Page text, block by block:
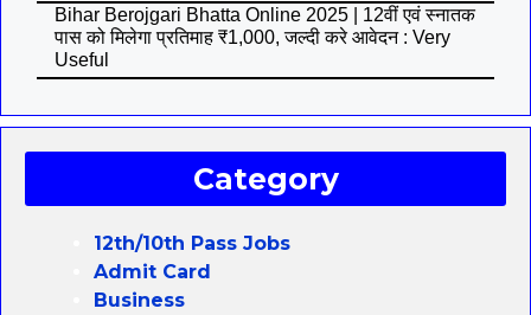
Bihar Berojgari Bhatta Online 2025 | 12वीं एवं स्नातक
पास को मिलेगा प्रतिमाह ₹1,000, जल्दी करे आवेदन : Very
Useful
Category
12th/10th Pass Jobs
Admit Card
Business